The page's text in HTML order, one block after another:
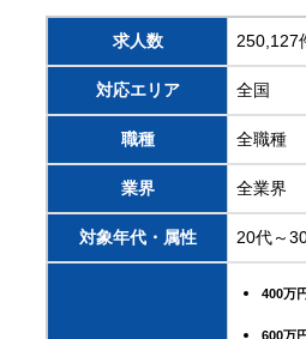
求人数 250,127
対応エリア 全国
職種 全職種
業界 全業界
対象年代・属性 20代～
400万
600万